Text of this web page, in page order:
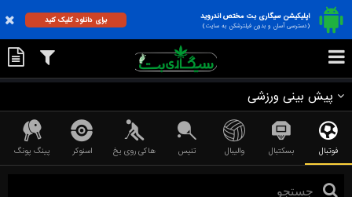
اپلیکیشن سیگاری بت مختص اندروید
(دسترسی آسان و بدون فیلترشکن به سایت)
برای دانلود کلیک کنید
پیش بینی ورزشی
فوتبال بسکتبال والیبال تنیس هاکی روی یخ اسنوکر پینگ پونگ